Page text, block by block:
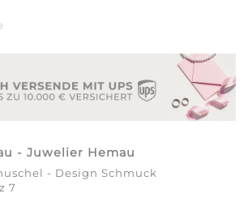
- Juwelier Hemau
- Design Schmuck
7